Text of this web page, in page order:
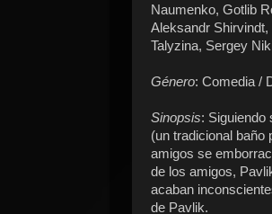
Naumenko, Gotlib
Aleksandr
Talyzina, Sergey
Género: Comedia /
Sinopsis: Siguiendo
(un tradicional baño
amigos se
de los amigos,
acaban
de Pavlik.